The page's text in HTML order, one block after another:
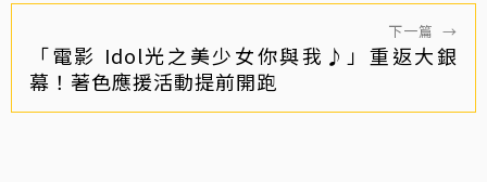
下一篇 →
「電影 Idol光之美少女你與我♪」重返大銀
幕！著色應援活動提前開跑